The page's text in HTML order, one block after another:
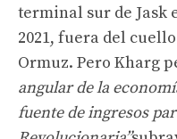
terminal sur de Jask
2021, fuera del
Ormuz. Pero Kharg
angular de la
fuente de ingresos